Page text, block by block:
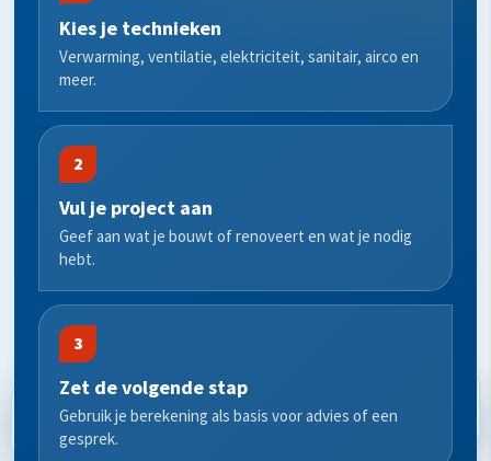
BEREKEN BUDGET AFSPRAAK
Kies je technieken
Verwarming, ventilatie, elektriciteit, sanitair, airco en
meer.
2
Vul je project aan
Geef aan wat je bouwt of renoveert en wat je nodig
hebt.
3
Zet de volgende stap
Gebruik je berekening als basis voor advies of een
gesprek.